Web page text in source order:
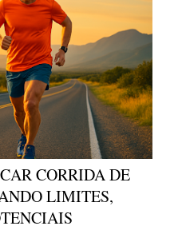
CORRIDA DE
LIMITES,